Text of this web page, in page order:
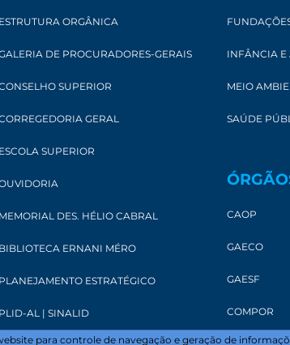
ESTRUTURA ORGÂNICA
DE PROCURADORES-GERAIS
SUPERIOR
GERAL
ESCOLA SUPERIOR
MEMORIAL DES. HÉLIO CABRAL
BIBLIOTECA ERNANI MÉRO
PLANEJAMENTO ESTRATÉGICO
PLID-AL | SINALID
INFÂNCIA E
MEIO
SAÚDE
CAOP
GAECO
GAESF
COMPOR
para controle de navegação e geração de